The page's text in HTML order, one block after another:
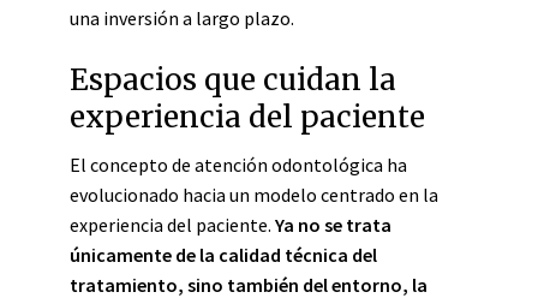
una inversión a largo plazo.
Espacios que cuidan la
experiencia del paciente
El concepto de atención odontológica ha
evolucionado hacia un modelo centrado en la
experiencia del paciente. Ya no se trata
únicamente de la calidad técnica del
tratamiento, sino también del entorno, la